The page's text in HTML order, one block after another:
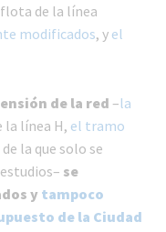
de la línea
modificados, y el
de la red –la
la línea H, el tramo
de la que solo se
se
y tampoco
de la Ciudad